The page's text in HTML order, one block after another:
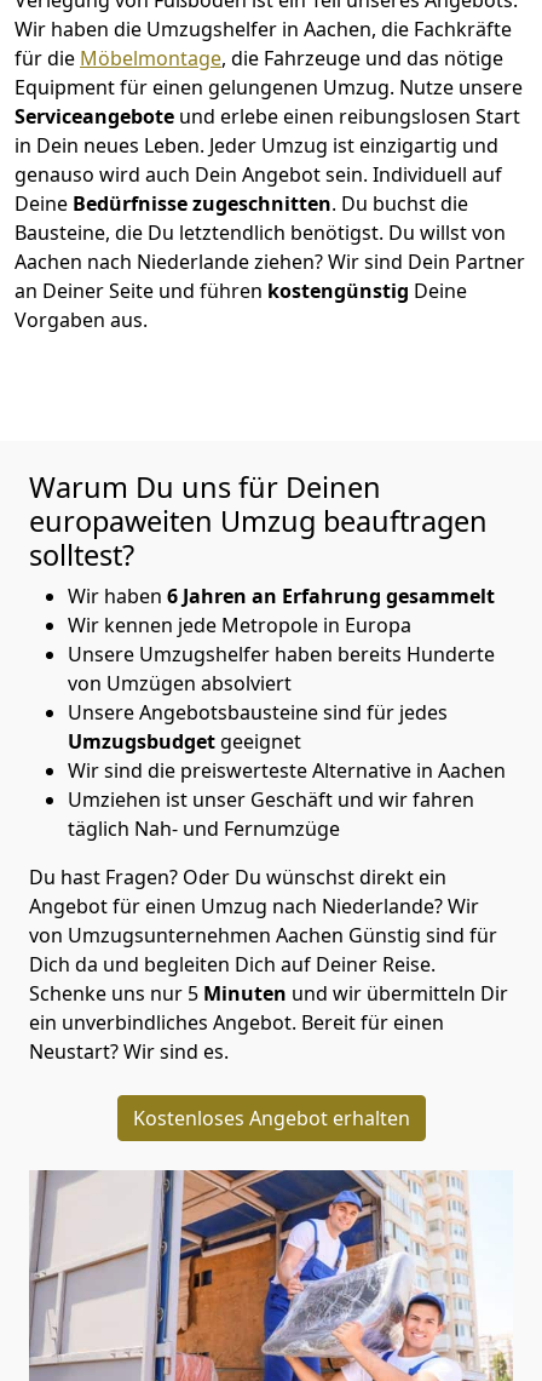
Wir haben die Umzugshelfer in Aachen, die Fachkräfte
für die Möbelmontage, die Fahrzeuge und das nötige
Equipment für einen gelungenen Umzug. Nutze unsere
Serviceangebote und erlebe einen reibungslosen Start
in Dein neues Leben. Jeder Umzug ist einzigartig und
genauso wird auch Dein Angebot sein. Individuell auf
Deine Bedürfnisse zugeschnitten. Du buchst die
Bausteine, die Du letztendlich benötigst. Du willst von
Aachen nach Niederlandeziehen? Wir sind Dein Partner
an Deiner Seite und führen kostengünstig Deine
Vorgaben aus.
Warum Du uns für Deinen
europaweiten Umzug beauftragen
solltest?
Wir haben 6 Jahren an Erfahrung gesammelt
Wir kennen jede Metropole in Europa
Unsere Umzugshelfer haben bereits Hunderte
von Umzügen absolviert
Unsere Angebotsbausteine sind für jedes
Umzugsbudgetgeeignet
Wir sind die preiswerteste Alternative in Aachen
Umziehen ist unser Geschäft und wir fahren
täglich Nah- und Fernumzüge
Du hast Fragen? Oder Du wünschst direkt ein
Angebot für einen Umzug nach Niederlande? Wir
von Umzugsunternehmen Aachen Günstig sind für
Dich da und begleiten Dich auf Deiner Reise.
Schenke uns nur 5 Minuten und wir übermitteln Dir
ein unverbindliches Angebot. Bereit für einen
Neustart? Wir sind es.
Kostenloses Angebot erhalten